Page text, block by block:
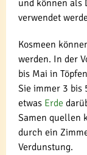
und können als
verwendet
Kosmeen
werden. In der
bis Mai in
Sie immer 3 bis
etwas Erde
Samen quellen
durch ein
Verdunstung.